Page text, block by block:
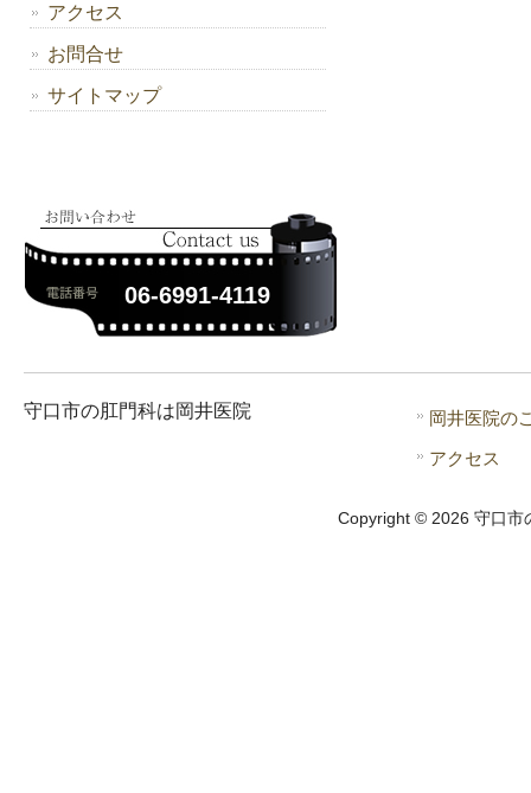
アクセス
お問合せ
サイトマップ
06-6991-4119
守口市の肛門科は岡井医院
岡井医院の
アクセス
Copyright © 2026 守口市